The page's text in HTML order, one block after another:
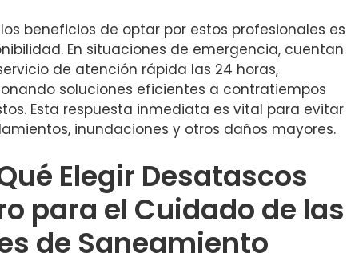
beneficios de optar por estos profesionales es
En situaciones de emergencia, cuentan
de atención rápida las 24 horas,
soluciones eficientes a contratiempos
Esta respuesta inmediata es vital para evitar
inundaciones y otros daños mayores.
Elegir Desatascos
para el Cuidado de las
de Saneamiento